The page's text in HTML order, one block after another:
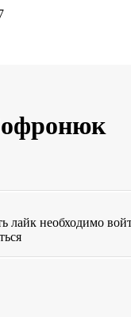
лайк необходимо